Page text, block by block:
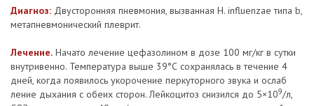
Диагноз: Двусторонняя пневмония, вызванная H. influenzae типа b,
метапневмонический плеврит.
Лечение. Начато лечение цефазолином в дозе 100 мг/кг в сутки
внутривенно. Температура выше 39°С сохранялась в течение 4
дней, когда появилось укорочение перкуторного звука и ослаб
ление дыхания с обеих сторон. Лейкоцитоз снизился до 5×109/л,